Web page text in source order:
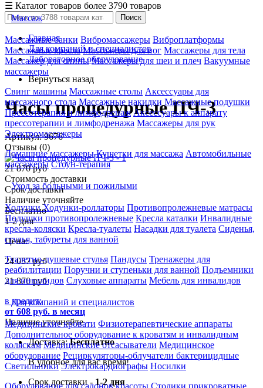
☰ Каталог товаров более 3790 товаров
Массаж
Массажные банки Вибромассажеры Виброплатформы
Массажные кресла Массажеры для ног Массажеры для тела
Массажер для спины Массажеры для шеи и плеч Вакуумные
массажеры
Свинг машины Массажные столы Аксессуары для
массажного стола Массажные накидки Массажные подушки
Прессотерапия и лимфодренаж Аксессуары к аппарату
прессотерапии и лимфодренажа Массажеры для рук
Электромассажеры
Домашние массажеры Кушетки для массажа Автомобильные
массажеры Стоун-терапия
Уход за больными и пожилыми
ХодункиХодунки-роллаторы Противопролежневые матрасы
Подушки противопролежневые Кресла каталки Инвалидные
кресла-коляски Кресла-туалеты Насадки для туалета Сиденья,
стулья, табуреты для ванной
Туалетно-душевые стулья Пандусы Тренажеры для
реабилитации Поручни и ступеньки для ванной Подъемники
для инвалидов Слуховые аппараты Мебель для инвалидов
Для компаний и специалистов
Медицинские кровати Физиотерапевтические аппараты
Дополнительное оборудование к кроватям и инвалидным
коляскам Медицинские отсасыватели Медицинское
оборудование Рециркуляторы-облучатели бактерицидные
Светильники Электрокардиографы Носилки
Оборудование для салонов красоты Столики прикроватные
Поиск
Главная
Для компаний и специалистов
Лабораторное оборудование
Вернуться назад
Часы процедурные ПЧ-3
Артикул: 9676
Отзывы (0)
21 870 руб
Стоимость доставки
Срок доставки
Наличие уточняйте
Бесплатно
1-2 дня
Цена:
24 057руб
21 870руб
в кредит:
от 608 руб. в месяц
Наличие уточняйте
Доставка:Бесплатно
В удобное для вас время!
Срок доставки - 1-2 дня